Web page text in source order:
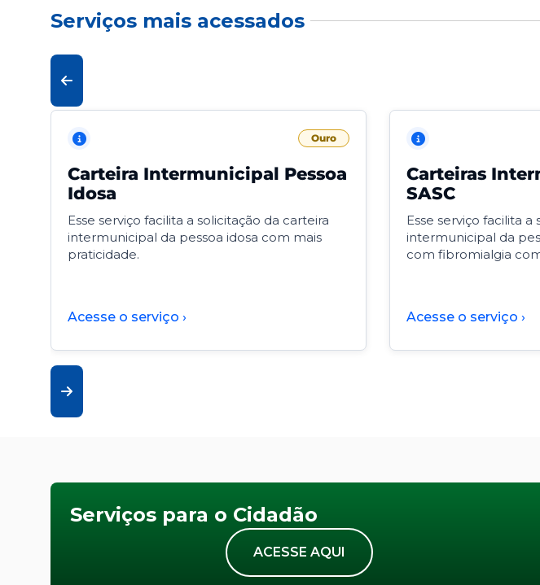
Serviços mais acessados
Ouro
Carteira Intermunicipal Pessoa
Idosa
Esse serviço facilita a solicitação da carteira
intermunicipal da pessoa idosa com mais
praticidade.
Acesse o serviço ›
Carteiras
SASC
Esse serviço facilita
intermunicipal da
com fibromialgia
Acesse o serviço ›
Serviços para o Cidadão
ACESSE AQUI